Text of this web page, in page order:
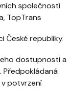
společností
TopTrans
České republiky.
dostupnosti a
Předpokládaná
v potvrzení